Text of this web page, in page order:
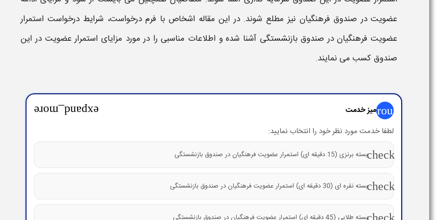
عضویتدرصندوق فرهنگیان نیز مطلع شوند. در این مقاله اشخاص با فرم درخواست، شرایط درخواست استمرار
عضویت فرهنگیان در صندوق بازنشستگی آشنا شده و اطلاعات مناسبی را در مورد مزایای استمرار عضویتدر این
صندوق کسب می نمایند.
groupمیز خدمت expand_more
لطفا خدمت مورد نظر خود را انتخاب نمایید:
checkبسته برنزی (15 دقیقه ای) استمرار عضویت فرهنگیان در صندوق بازنشستگی
checkبسته نقره ای (30 دقیقه ای) استمرار عضویت فرهنگیان در صندوق بازنشستگی
بسته طلایی (45 دقیقه ای) استمرار عضویت فرهنگیان در صندوق بازنشستگی